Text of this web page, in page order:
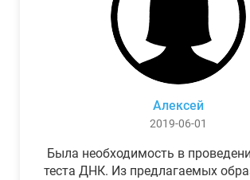
Алексей
2019-06-01
Была необходимость в
теста ДНК. Из предлагаемых